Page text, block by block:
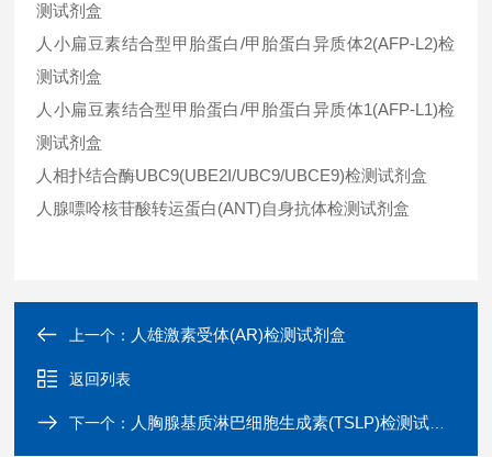
测试剂盒
人小扁豆素结合型甲胎蛋白/甲胎蛋白异质体2(AFP-L2)检
测试剂盒
人小扁豆素结合型甲胎蛋白/甲胎蛋白异质体1(AFP-L1)检
测试剂盒
人相扑结合酶UBC9(UBE2I/UBC9/UBCE9)检测试剂盒
人腺嘌呤核苷酸转运蛋白(ANT)自身抗体检测试剂盒
上一个： 人雄激素受体(AR)检测试剂盒
返回列表
下一个： 人胸腺基质淋巴细胞生成素(TSLP)检测试剂盒